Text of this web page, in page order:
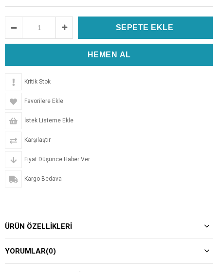
Kritik Stok
Favorilere Ekle
İstek Listeme Ekle
Karşılaştır
Fiyat Düşünce Haber Ver
Kargo Bedava
ÜRÜN ÖZELLIKLERI
YORUMLAR(0)